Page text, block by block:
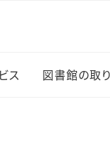
ス 図書館の取